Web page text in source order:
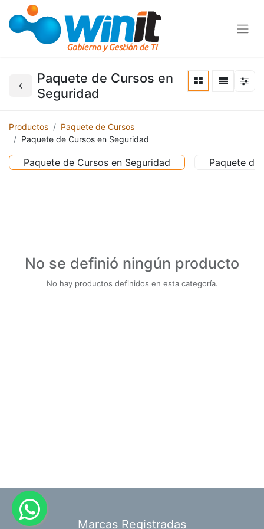
Paquete de Cursos en
Seguridad
Productos
Paquete de Cursos
Paquete de Cursos en Seguridad
Paquete de Cursos en Seguridad Paquete de
No se definió ningún producto
No hay productos definidos en esta categoría.
​Marcas Registradas